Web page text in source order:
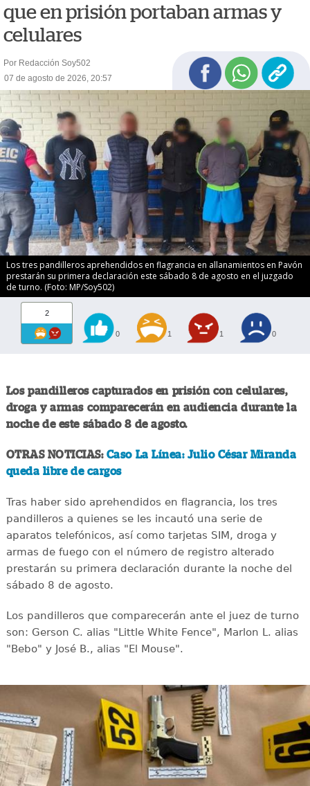
que en prisión portaban armas y
celulares
Por Redacción Soy502
07 de agosto de 2026, 20:57
Los tres pandilleros aprehendidos en flagrancia en allanamientos en Pavón
prestarán su primera declaración este sábado 8 de agosto en el juzgado
de turno. (Foto: MP/Soy502)
2
0 1 1 0
Los pandilleros capturados en prisión con celulares,
droga y armas comparecerán en audiencia durante la
noche de este sábado 8 de agosto.
OTRAS NOTICIAS: Caso La Línea: Julio César Miranda
queda libre de cargos
Tras haber sido aprehendidos en flagrancia, los tres
pandilleros a quienes se les incautó una serie de
aparatos telefónicos, así como tarjetas SIM, droga y
armas de fuego con el número de registro alterado
prestarán su primera declaración durante la noche del
sábado 8 de agosto.
Los pandilleros que comparecerán ante el juez de turno
son: Gerson C. alias "Little White Fence", Marlon L. alias
"Bebo" y José B., alias "El Mouse".